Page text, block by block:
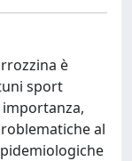
è
sport
al